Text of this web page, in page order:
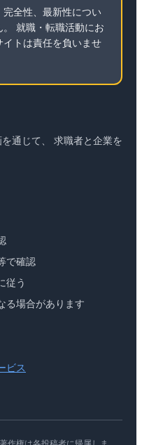
全性、最新性につい
就職・転職活動にお
トは責任を負いませ
通じて、 求職者と企業を
で確認
従う
る場合があります
ビス